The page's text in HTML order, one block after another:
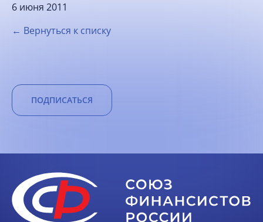
6 июня 2011
← Вернуться к списку
ПОДПИСАТЬСЯ